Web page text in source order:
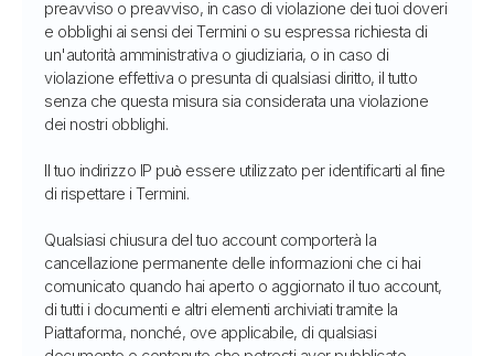
preavviso o preavviso, in caso di violazione dei tuoi doveri
e obblighi ai sensi dei Termini o su espressa richiesta di
un'autorità amministrativa o giudiziaria, o in caso di
violazione effettiva o presunta di qualsiasi diritto, il tutto
senza che questa misura sia considerata una violazione
dei nostri obblighi.
Il tuo indirizzo IP può essere utilizzato per identificarti al fine
di rispettare i Termini.
Qualsiasi chiusura del tuo account comporterà la
cancellazione permanente delle informazioni che ci hai
comunicato quando hai aperto o aggiornato il tuo account,
di tutti i documenti e altri elementi archiviati tramite la
Piattaforma, nonché, ove applicabile, di qualsiasi